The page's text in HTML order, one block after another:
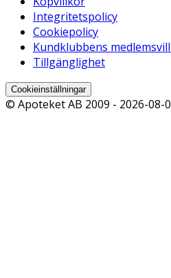
Integritetspolicy
Cookiepolicy
Kundklubbens
Tillgänglighet
Cookieinställningar
© Apoteket AB 2009 - 2026-08-